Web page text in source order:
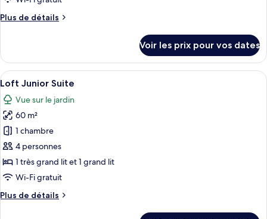
chambre :
Double
Plus de détails
Plus
le
type
de
chambre
Double
Room
Standard
Voir les prix pour vos dates
Afficher
toutes
les
photos
pour
ce
type
de
chambre :
Loft
Un lit bien fait, avec des oreillers
12
Loft Junior Suite
Vue sur le jardin
60 m²
1 chambre
4 personnes
1 très grand lit et 1 grand lit
Wi-Fi gratuit
Plus de détails
Plus